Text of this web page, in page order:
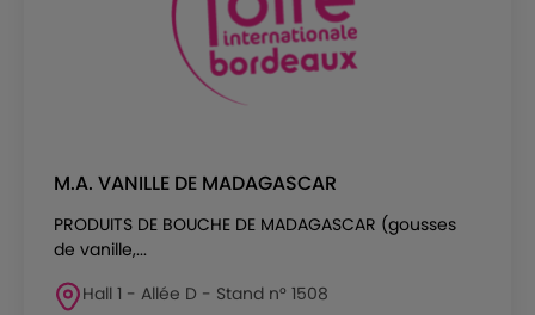
M.A. VANILLE DE MADAGASCAR
PRODUITS DE BOUCHE DE MADAGASCAR (gousses
de vanille,...
Hall 1 - Allée D - Stand n° 1508